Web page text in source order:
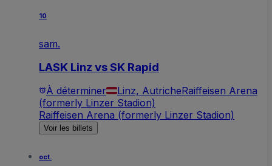
10
sam.
LASK Linz vs SK Rapid
À déterminer Linz, AutricheRaiffeisen Arena
(formerly Linzer Stadion)
Raiffeisen Arena (formerly Linzer Stadion)
Voir les billets
oct.